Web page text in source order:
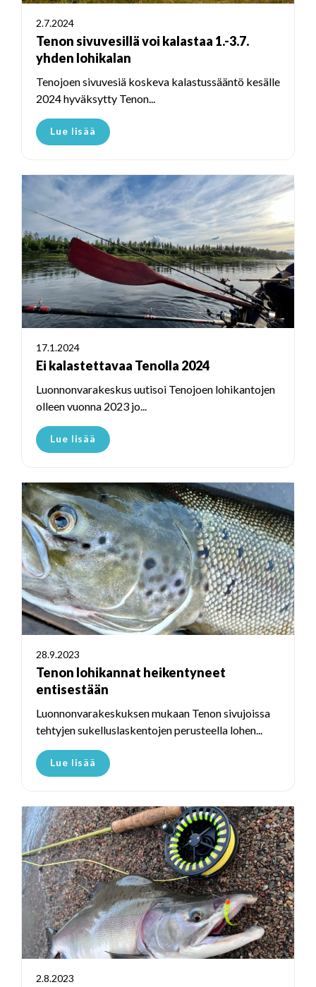
2.7.2024
Tenon sivuvesillä voi kalastaa 1.-3.7.
yhden lohikalan
Tenojoen sivuvesiä koskeva kalastussääntö kesälle
2024 hyväksytty Tenon...
Lue lisää
17.1.2024
Ei kalastettavaa Tenolla 2024
Luonnonvarakeskus uutisoi Tenojoen lohikantojen
olleen vuonna 2023 jo...
Lue lisää
28.9.2023
Tenon lohikannat heikentyneet
entisestään
Luonnonvarakeskuksen mukaan Tenon sivujoissa
tehtyjen sukelluslaskentojen perusteella lohen...
Lue lisää
2.8.2023